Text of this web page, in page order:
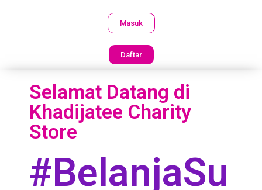
Masuk
Daftar
Selamat Datang di
Khadijatee Charity
Store
#BelanjaSu